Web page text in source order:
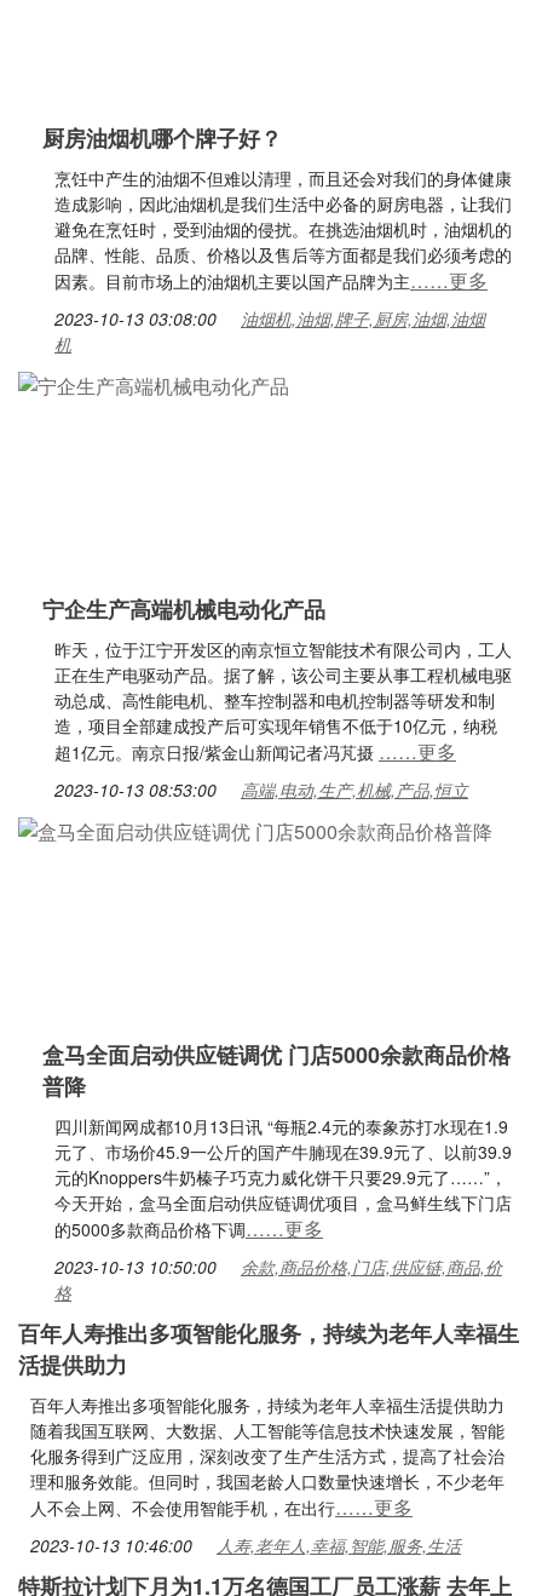
厨房油烟机哪个牌子好？
烹饪中产生的油烟不但难以清理，而且还会对我们的身体健康
造成影响，因此油烟机是我们生活中必备的厨房电器，让我们
避免在烹饪时，受到油烟的侵扰。在挑选油烟机时，油烟机的
品牌、性能、品质、价格以及售后等方面都是我们必须考虑的
因素。目前市场上的油烟机主要以国产品牌为主……更多
2023-10-13 03:08:00
油烟机,油烟,牌子,厨房,油烟,油烟
机
宁企生产高端机械电动化产品
昨天，位于江宁开发区的南京恒立智能技术有限公司内，工人
正在生产电驱动产品。据了解，该公司主要从事工程机械电驱
动总成、高性能电机、整车控制器和电机控制器等研发和制
造，项目全部建成投产后可实现年销售不低于10亿元，纳税
超1亿元。南京日报/紫金山新闻记者冯芃摄 ……更多
2023-10-13 08:53:00 高端,电动,生产,机械,产品,恒立
盒马全面启动供应链调优 门店5000余款商品价格
普降
四川新闻网成都10月13日讯 “每瓶2.4元的泰象苏打水现在1.9
元了、市场价45.9一公斤的国产牛腩现在39.9元了、以前39.9
元的Knoppers牛奶榛子巧克力威化饼干只要29.9元了……”，
今天开始，盒马全面启动供应链调优项目，盒马鲜生线下门店
的5000多款商品价格下调……更多
2023-10-13 10:50:00
余款,商品价格,门店,供应链,商品,价
格
百年人寿推出多项智能化服务，持续为老年人幸福生
活提供助力
百年人寿推出多项智能化服务，持续为老年人幸福生活提供助力
随着我国互联网、大数据、人工智能等信息技术快速发展，智能
化服务得到广泛应用，深刻改变了生产生活方式，提高了社会治
理和服务效能。但同时，我国老龄人口数量快速增长，不少老年
人不会上网、不会使用智能手机，在出行……更多
2023-10-13 10:46:00 人寿,老年人,幸福,智能,服务,生活
特斯拉计划下月为1.1万名德国工厂员工涨薪 去年上